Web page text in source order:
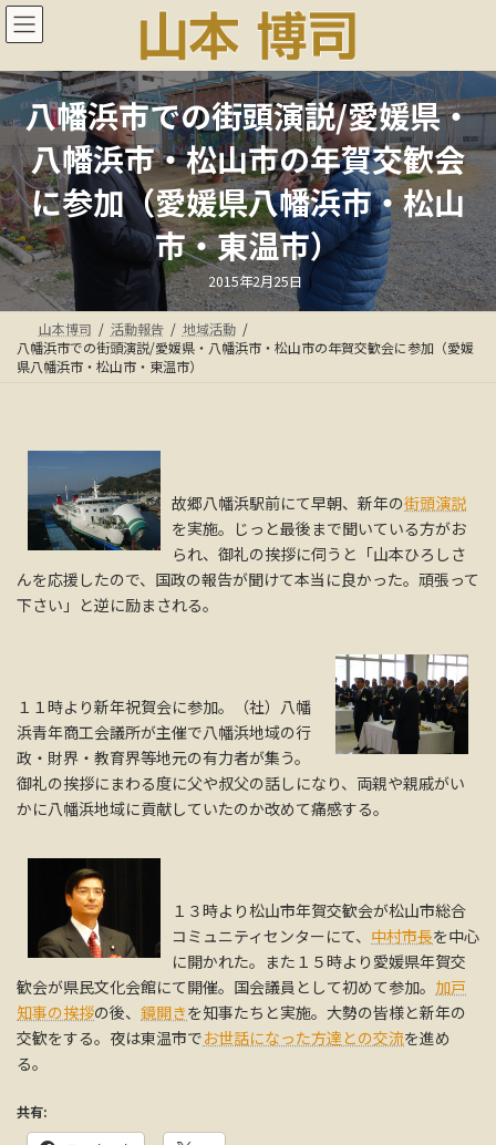
コ
ン
ン
ツ
へ
ス
キ
ッ
プ
ナ
ビ
ー
シ
ョ
ン
に
移
動
八幡浜市での街頭演説/愛媛県・
八幡浜市・松山市の年賀交歓会
に参加（愛媛県八幡浜市・松山
市・東温市）
最
終
更
新
日
時
:
2015年2月25日
山本博司 活動報告
地域活動
八幡浜市での街頭演説/愛媛県・八幡浜市・松山市の年賀交歓会に参加（愛媛
県八幡浜市・松山市・東温市）
故郷八幡浜駅前にて早朝、新年の街頭演説
を実施。じっと最後まで聞いている方がお
られ、御礼の挨拶に伺うと「山本ひろしさ
んを応援したので、国政の報告が聞けて本当に良かった。頑張って
下さい」と逆に励まされる。
１１時より新年祝賀会に参加。（社）八幡
浜青年商工会議所が主催で八幡浜地域の行
政・財界・教育界等地元の有力者が集う。
御礼の挨拶にまわる度に父や叔父の話しになり、両親や親戚がい
かに八幡浜地域に貢献していたのか改めて痛感する。
１３時より松山市年賀交歓会が松山市総合
コミュニティセンターにて、 中村市長を中心
に開かれた。また１５時より愛媛県年賀交
歓会が県民文化会館にて開催。国会議員として初めて参加。 加戸
知事の挨拶の後、 鏡開きを知事たちと実施。大勢の皆様と新年の
交歓をする。夜は東温市でお世話になった方達との交流を進め
る。
共有: